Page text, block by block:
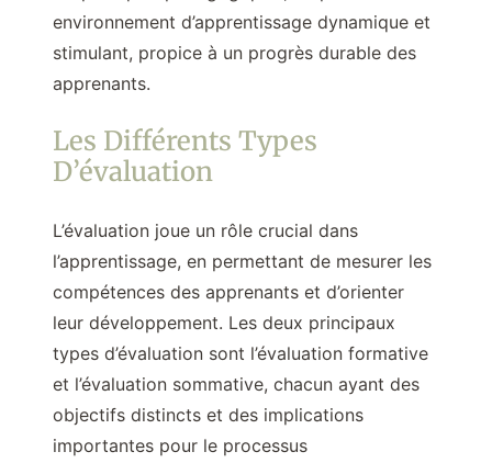
environnement d’apprentissage dynamique et
stimulant, propice à un progrès durable des
apprenants.
Les Différents Types
D’évaluation
L’évaluation joue un rôle crucial dans
l’apprentissage, en permettant de mesurer les
compétences des apprenants et d’orienter
leur développement. Les deux principaux
types d’évaluation sont l’évaluation formative
et l’évaluation sommative, chacun ayant des
objectifs distincts et des implications
importantes pour le processus